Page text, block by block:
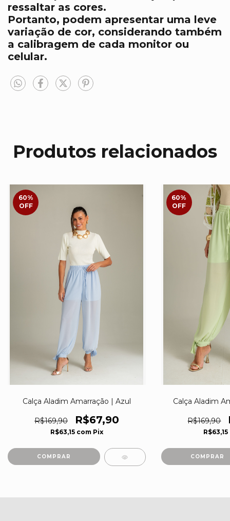
ressaltar as cores.
Portanto, podem apresentar uma leve
variação de cor, considerando também
a calibragem de cada monitor ou
celular.
Produtos relacionados
60%
OFF
Calça Aladim Amarração | Azul
R$169,90 R$67,90
R$63,15 com Pix
COMPRAR
60%
OFF
Calça Aladim
R$169,90
R$63,15
COMPRAR